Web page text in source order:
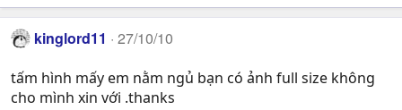
kinglord11 27/10/10
tấm hình mấy em nằm ngủ bạn có ảnh full size không
cho mình xin với .thanks